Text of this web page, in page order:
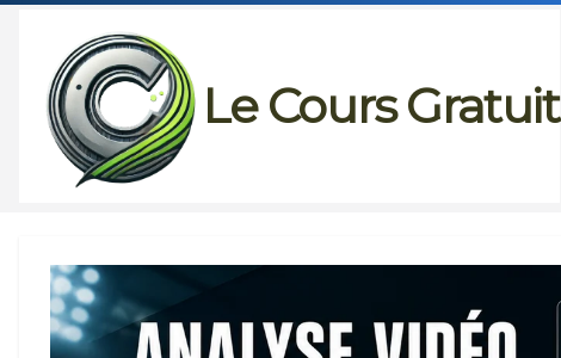
contenu
Le Cours Gratuit